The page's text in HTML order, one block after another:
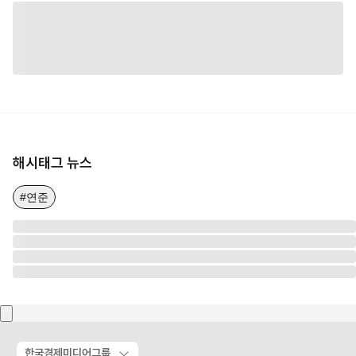
해시태그 뉴스
#연준
한국경제미디어그룹